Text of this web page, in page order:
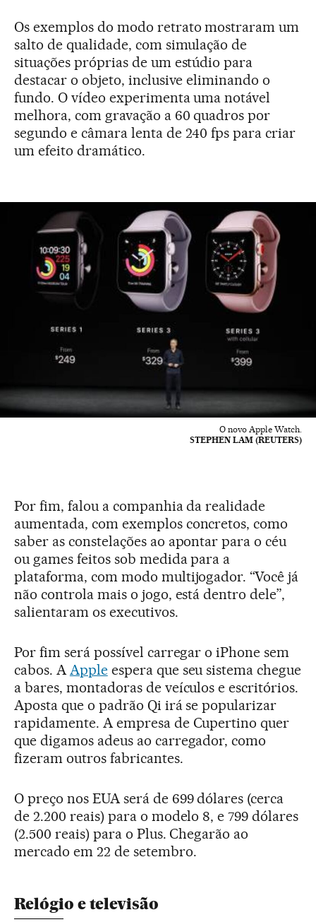
Os exemplos do modo retrato mostraram um
salto de qualidade, com simulação de
situações próprias de um estúdio para
destacar o objeto, inclusive eliminando o
fundo. O vídeo experimenta uma notável
melhora, com gravação a 60 quadros por
segundo e câmara lenta de 240 fps para criar
um efeito dramático.
O novo Apple Watch.
STEPHEN LAM (REUTERS)
Por fim, falou a companhia da realidade
aumentada, com exemplos concretos, como
saber as constelações ao apontar para o céu
ou games feitos sob medida para a
plataforma, com modo multijogador. “Você já
não controla mais o jogo, está dentro dele”,
salientaram os executivos.
Por fim será possível carregar o iPhone sem
cabos. AAppleespera que seu sistema chegue
a bares, montadoras de veículos e escritórios.
Aposta que o padrão Qi irá se popularizar
rapidamente. A empresa de Cupertino quer
que digamos adeus ao carregador, como
fizeram outros fabricantes.
O preço nos EUA será de 699 dólares (cerca
de 2.200 reais) para o modelo 8, e 799 dólares
(2.500 reais) para o Plus. Chegarão ao
mercado em 22 de setembro.
Relógio e televisão